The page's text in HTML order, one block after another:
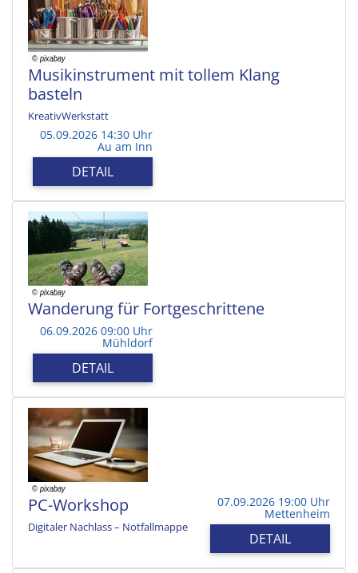
Musikinstrument mit tollem Klang
basteln
KreativWerkstatt
05.09.2026 14:30 Uhr
Au am Inn
DETAIL
Wanderung für Fortgeschrittene
06.09.2026 09:00 Uhr
Mühldorf
DETAIL
PC-Workshop
Digitaler Nachlass – Notfallmappe
07.09.2026 19:00 Uhr
Mettenheim
DETAIL